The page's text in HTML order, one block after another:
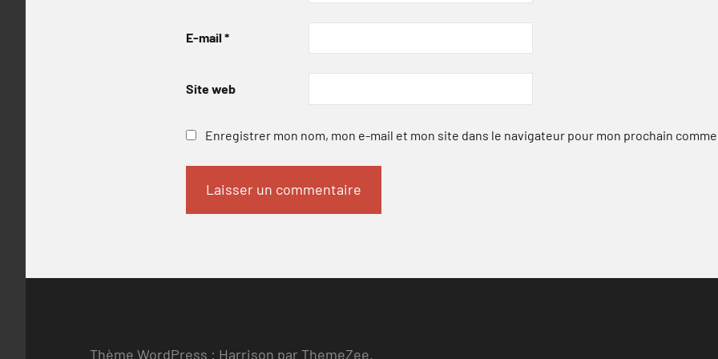
E-mail *
Site web
Enregistrer mon nom, mon e-mail et mon site dans le navigateur pour mon prochain
Thème WordPress : Harrison par ThemeZee.